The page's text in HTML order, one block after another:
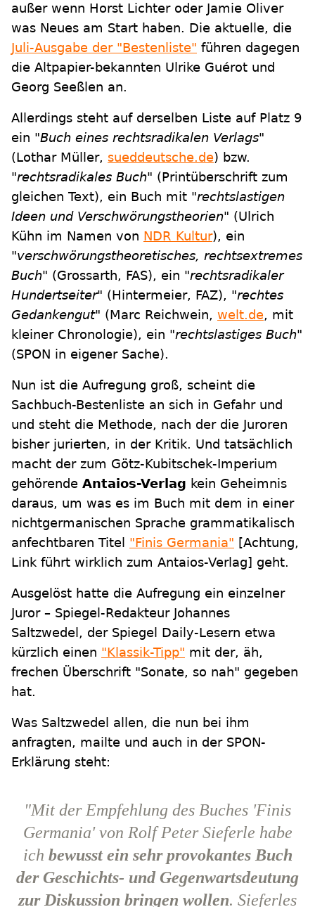
außer wenn Horst Lichter oder Jamie Oliver
was Neues am Start haben. Die aktuelle, die
Juli-Ausgabe der "Bestenliste" führen dagegen
die Altpapier-bekannten Ulrike Guérot und
Georg Seeßlen an.
Allerdings steht auf derselben Liste auf Platz 9
ein "Buch eines rechtsradikalen Verlags"
(Lothar Müller, sueddeutsche.de) bzw.
"rechtsradikales Buch" (Printüberschrift zum
gleichen Text), ein Buch mit "rechtslastigen
Ideen und Verschwörungstheorien" (Ulrich
Kühn im Namen von NDR Kultur), ein
"verschwörungstheoretisches, rechtsextremes
Buch" (Grossarth, FAS), ein "rechtsradikaler
Hundertseiter" (Hintermeier, FAZ), "rechtes
Gedankengut" (Marc Reichwein, welt.de, mit
kleiner Chronologie), ein "rechtslastiges Buch"
(SPON in eigener Sache).
Nun ist die Aufregung groß, scheint die
Sachbuch-Bestenliste an sich in Gefahr und
und steht die Methode, nach der die Juroren
bisher jurierten, in der Kritik. Und tatsächlich
macht der zum Götz-Kubitschek-Imperium
gehörende Antaios-Verlag kein Geheimnis
daraus, um was es im Buch mit dem in einer
nichtgermanischen Sprache grammatikalisch
anfechtbaren Titel "Finis Germania" [Achtung,
Link führt wirklich zum Antaios-Verlag] geht.
Ausgelöst hatte die Aufregung ein einzelner
Juror – Spiegel-Redakteur Johannes
Saltzwedel, der Spiegel Daily-Lesern etwa
kürzlich einen "Klassik-Tipp" mit der, äh,
frechen Überschrift "Sonate, so nah" gegeben
hat.
Was Saltzwedel allen, die nun bei ihm
anfragten, mailte und auch in der SPON-
Erklärung steht:
"Mit der Empfehlung des Buches 'Finis
Germania' von Rolf Peter Sieferle habe
ich bewusst ein sehr provokantes Buch
der Geschichts- und Gegenwartsdeutung
zur Diskussion bringen wollen. Sieferles